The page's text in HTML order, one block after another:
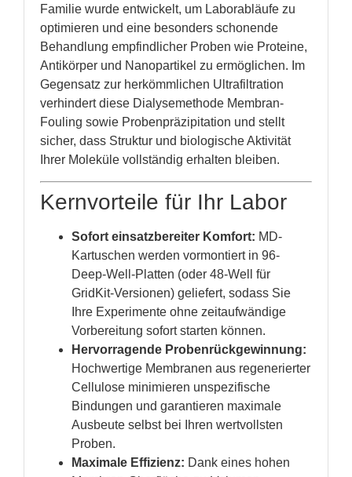
Familie wurde entwickelt, um Laborabläufe zu
optimieren und eine besonders schonende
Behandlung empfindlicher Proben wie Proteine,
Antikörper und Nanopartikel zu ermöglichen. Im
Gegensatz zur herkömmlichen Ultrafiltration
verhindert diese Dialysemethode Membran-
Fouling sowie Probenpräzipitation und stellt
sicher, dass Struktur und biologische Aktivität
Ihrer Moleküle vollständig erhalten bleiben.
Kernvorteile für Ihr Labor
Sofort einsatzbereiter Komfort: MD-
Kartuschen werden vormontiert in 96-
Deep-Well-Platten (oder 48-Well für
GridKit-Versionen) geliefert, sodass Sie
Ihre Experimente ohne zeitaufwändige
Vorbereitung sofort starten können.
Hervorragende Probenrückgewinnung:
Hochwertige Membranen aus regenerierter
Cellulose minimieren unspezifische
Bindungen und garantieren maximale
Ausbeute selbst bei Ihren wertvollsten
Proben.
Maximale Effizienz: Dank eines hohen